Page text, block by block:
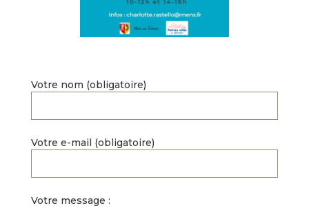
Votre nom (obligatoire)
Votre e-mail (obligatoire)
Votre message :